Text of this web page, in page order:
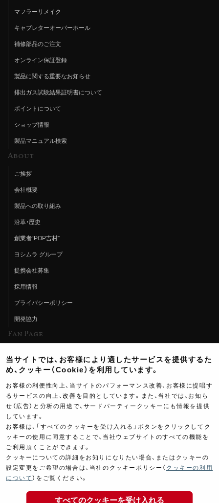
91,500(税込￥100,650)
マフラーリメイク
キャブレターオーバーホール
補修部品のご注文
オンライン保証登録
製品に関する重要なお知らせ
排出ガス試験結果証明書について
ポイントについて
ショップ情報
製品マニュアル検索
About
ご挨拶
会社概要
製品への取り組み
沿革・歴史
創業者“POP吉村”
ヨシムラ グループ
提携会社募集
採用情報
プライバシーポリシー
開発協力
Fan Page
ヨシムラTV
イベント情報
イベントスケジュール
ツーリングブレイクタイム
製品ポスター
当サイトでは、お客様により適したサービスを提供するた
め、クッキー（Cookie）を利用しています。
お客様の利便性向上、当サイトのパフォーマンス改善、お客様に提唱す
るサービスの向上、改善を目的としています。また、当社では、お知ら
せ（広告）と分析の用途で、サードパーティークッキーにも情報を提供
しています。
お客様は、「すべてのクッキーを受け入れる」ボタンをクリックしてク
ッキーの使用に同意することで、当社ウェブサイトのすべての機能を
ご利用頂くことができます。
クッキーについての詳細をお知りになりたい場合、またはクッキーの
設定変更をご希望の場合は、当社のクッキーポリシー（ クッキーの利用
について ）をご覧ください。
すべてのクッキーを受け入れる